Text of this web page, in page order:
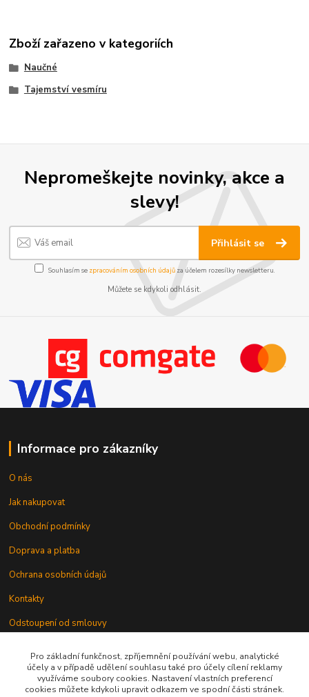
Zboží zařazeno v kategoriích
Naučné
Tajemství vesmíru
Nepromeškejte novinky, akce a
slevy!
Přihlásit se
Souhlasím se zpracováním osobních údajůza účelem rozesílky newsletteru.
Můžete se kdykoli odhlásit.
Informace pro zákazníky
O nás
Jak nakupovat
Obchodní podmínky
Doprava a platba
Ochrana osobních údajů
Kontakty
Odstoupení od smlouvy
Pro základní funkčnost, zpříjemnění používání webu, analytické
účely a v případě udělení souhlasu také pro účely cílení reklamy
využíváme soubory cookies. Nastavení vlastních preferencí
cookies můžete kdykoli upravit odkazem ve spodní části stránek.